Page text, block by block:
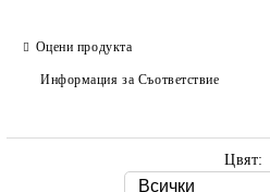
Ние ще се свържем с вас в рамките
Оцени продукта
Информация за Съответствие
Цвят: